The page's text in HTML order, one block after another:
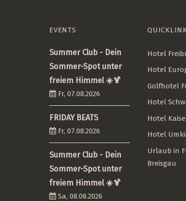
EVENTS
Summer Club - Dein
Sommer-Spot unter
freiem Himmel ☀️🍹
Fr, 07.08.2026
FRIDAY BEATS
Fr, 07.08.2026
Summer Club - Dein
Sommer-Spot unter
freiem Himmel ☀️🍹
Sa, 08.08.2026
Hotel
Hotel
Golfhotel
Hotel
Hotel
Hotel
Urlaub in
Breisgau